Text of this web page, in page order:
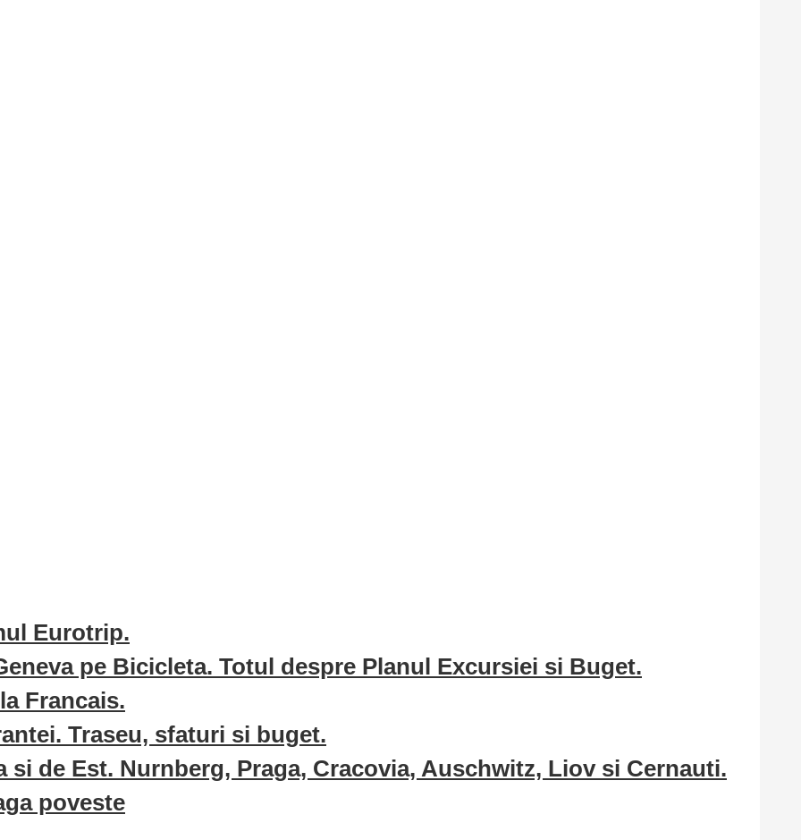
Eurotrip.
pe Bicicleta. Totul despre Planul Excursiei si Buget.
Francais.
Traseu, sfaturi si buget.
si de Est. Nurnberg, Praga, Cracovia, Auschwitz, Liov si Cernauti.
poveste